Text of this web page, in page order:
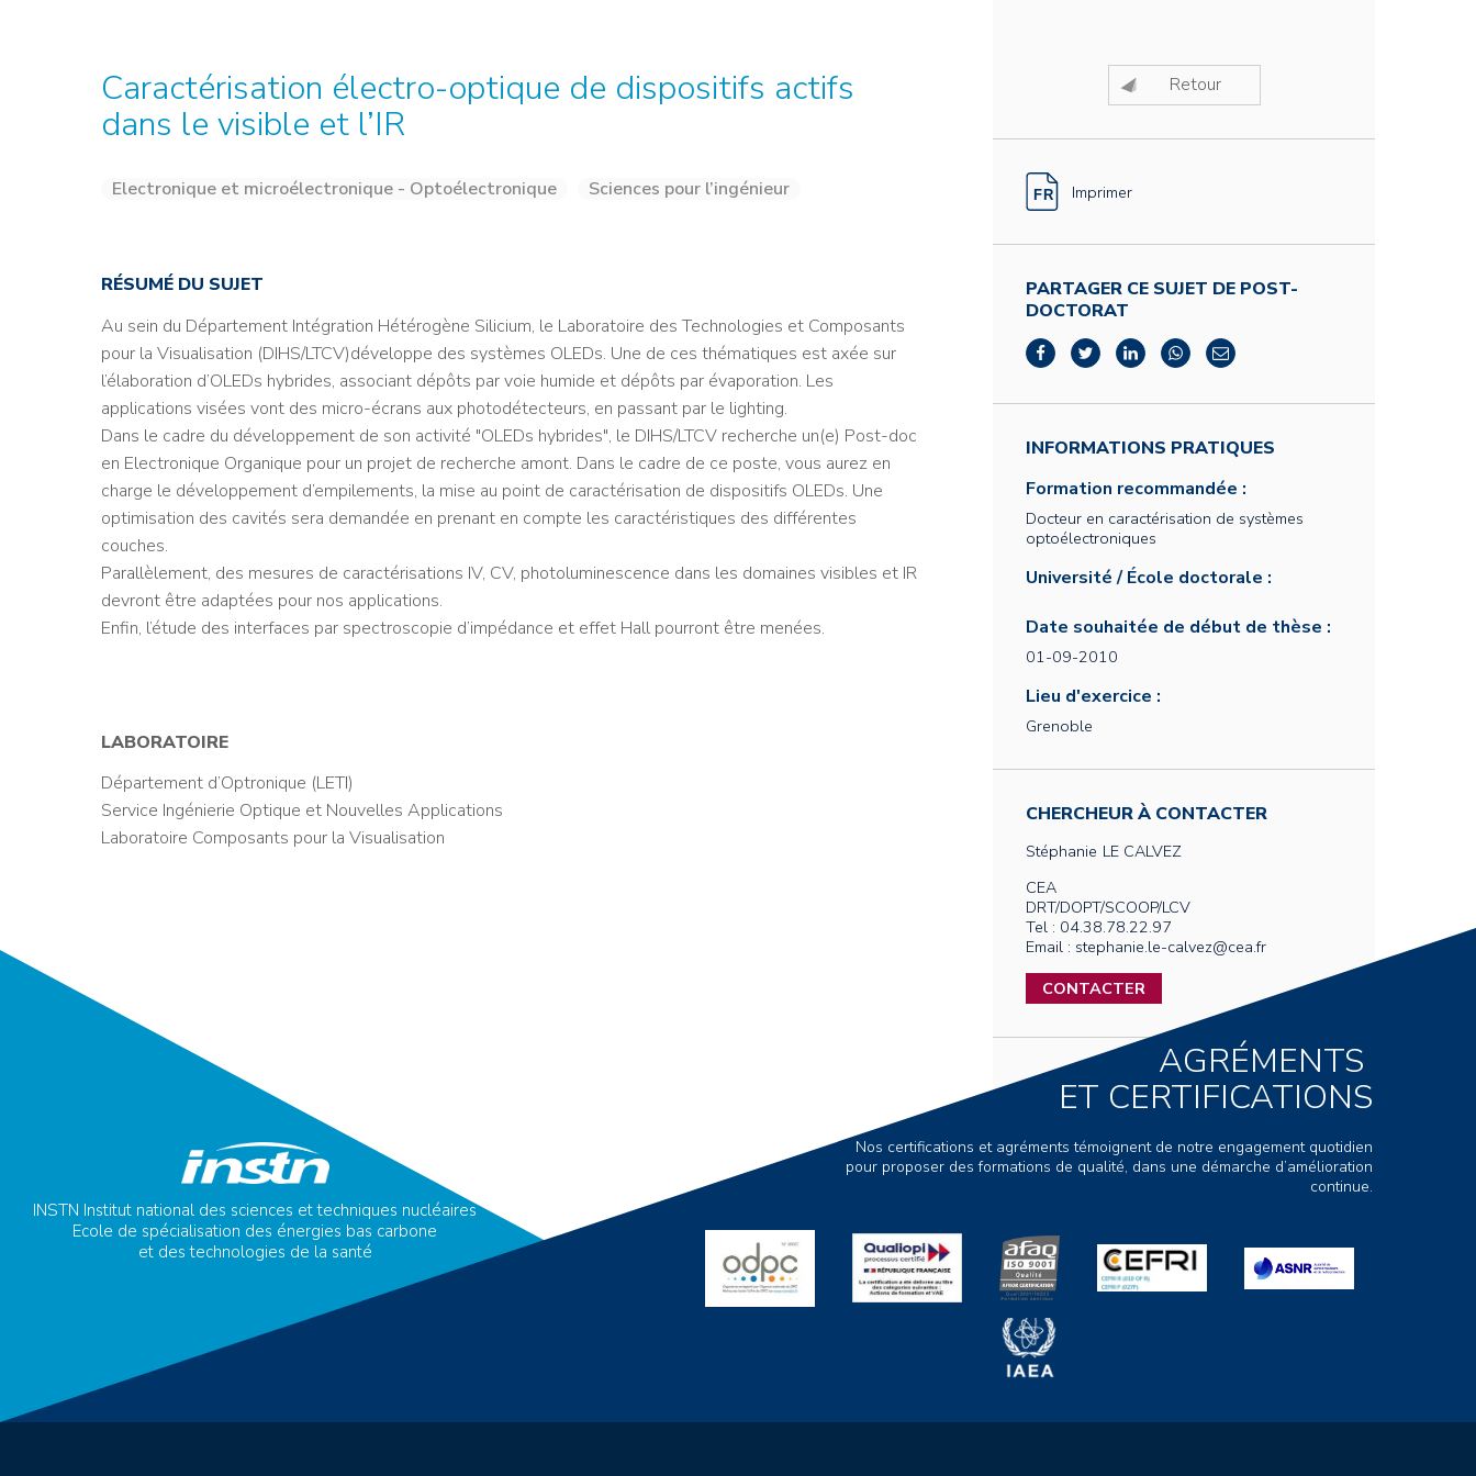
Caractérisation électro-optique de dispositifs actifs
dans le visible et l’IR
Electronique et microélectronique - Optoélectronique Sciences pour l’ingénieur
RÉSUMÉ DU SUJET
Au sein du Département Intégration Hétérogène Silicium, le Laboratoire des Technologies et Composants
pour la Visualisation (DIHS/LTCV)développe des systèmes OLEDs. Une de ces thématiques est axée sur
l’élaboration d’OLEDs hybrides, associant dépôts par voie humide et dépôts par évaporation. Les
applications visées vont des micro-écrans aux photodétecteurs, en passant par le lighting.
Dans le cadre du développement de son activité "OLEDs hybrides", le DIHS/LTCV recherche un(e) Post-doc
en Electronique Organique pour un projet de recherche amont. Dans le cadre de ce poste, vous aurez en
charge le développement d’empilements, la mise au point de caractérisation de dispositifs OLEDs. Une
optimisation des cavités sera demandée en prenant en compte les caractéristiques des différentes
couches.
Parallèlement, des mesures de caractérisations IV, CV, photoluminescence dans les domaines visibles et IR
devront être adaptées pour nos applications.
Enfin, l’étude des interfaces par spectroscopie d’impédance et effet Hall pourront être menées.
LABORATOIRE
Département d’Optronique (LETI)
Service Ingénierie Optique et Nouvelles Applications
Laboratoire Composants pour la Visualisation
Retour
Imprimer
PARTAGER CE SUJET DE POST-
DOCTORAT
INFORMATIONS PRATIQUES
Formation recommandée :
Docteur en caractérisation de systèmes
optoélectroniques
Université / École doctorale :
Date souhaitée de début de thèse :
01-09-2010
Lieu d'exercice :
Grenoble
CHERCHEUR À CONTACTER
Stéphanie LE CALVEZ
CEA
DRT/DOPT/SCOOP/LCV
Tel : 04.38.78.22.97
Email : stephanie.le-calvez@cea.fr
CONTACTER
INSTN Institut national des sciences et techniques nucléaires
Ecole de spécialisation des énergies bas carbone
et des technologies de la santé
AGRÉMENTS
ET CERTIFICATIONS
Nos certifications et agréments témoignent de notre engagement quotidien
pour proposer des formations de qualité, dans une démarche d’amélioration
continue.